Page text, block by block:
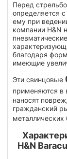
Перед
определяется
ему при
компании H&N
благодаря
имеющие
Эти свинцовые
применяются в
наносят
гражданский
металлических
H&N